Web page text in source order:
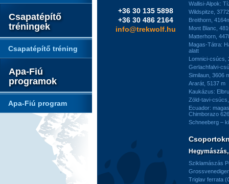
Csapatépítő
tréningek
Csapatépítő tréning
Apa-Fiú
programok
Apa-Fiú program
+36 30 135 5898
+36 30 486 2164
info@trekwolf.hu
Wallisi-Alpok:
Wildspitze,
Breithorn,
Mont Blanc,
Matterhorn,
Magas-Tátra:
alatt
Lomnici-csúcs,
Gerlachfalvi-
Similaun, 3606
Ararát, 5137 m
Kaukázus:
Zöld-tavi-
Ecuador:
Chimborazo
Schneeberg –
Sziklamászás
Triglav ferrata